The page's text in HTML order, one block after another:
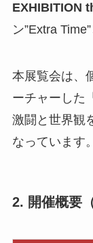
EXHIBITION
ン”Extra
本展覧会は、
ーチャーした
激闘と世界観
なっています。
2. 開催概要